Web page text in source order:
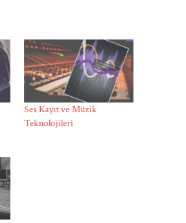
Ses Kayıt ve Müzik
Teknolojileri